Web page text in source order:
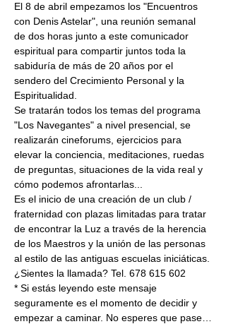
El 8 de abril empezamos los "Encuentros
con Denis Astelar", una reunión semanal
de dos horas junto a este comunicador
espiritual para compartir juntos toda la
sabiduría de más de 20 años por el
sendero del Crecimiento Personal y la
Se tratarán todos los temas del programa
"Los Navegantes" a nivel presencial, se
realizarán cineforums, ejercicios para
elevar la conciencia, meditaciones, ruedas
de preguntas, situaciones de la vida real y
Es el inicio de una creación de un club /
fraternidad con plazas limitadas para tratar
de encontrar la Luz a través de la herencia
de los Maestros y la unión de las personas
* Si estás leyendo este mensaje
seguramente es el momento de decidir y
empezar a caminar. No esperes que pase…